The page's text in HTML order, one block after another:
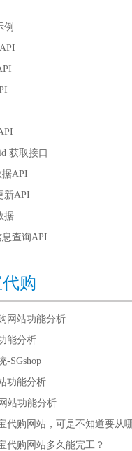
例
获取接口
据API
新API
据
息查询API
购
网站功能分析
能分析
-SGshop
功能分析
站功能分析
代购网站，可是不知道要从
代购网站多久能完工？